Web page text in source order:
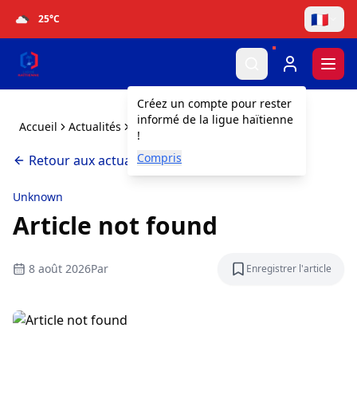
25°C 🇫🇷
Créez un compte pour rester
informé de la ligue haïtienne
!
Compris
Accueil Actualités Article not found
Retour aux actualités
Unknown
Article not found
8 août 2026Par Enregistrer l'article
Enregistrer